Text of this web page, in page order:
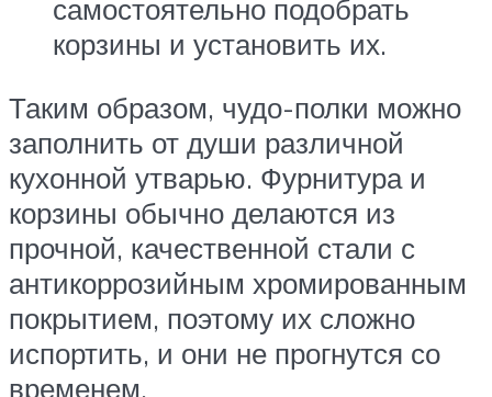
самостоятельно подобрать
корзины и установить их.
Таким образом, чудо-полки можно
заполнить от души различной
кухонной утварью. Фурнитура и
корзины обычно делаются из
прочной, качественной стали с
антикоррозийным хромированным
покрытием, поэтому их сложно
испортить, и они не прогнутся со
временем.